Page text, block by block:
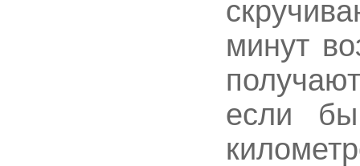
минут
если